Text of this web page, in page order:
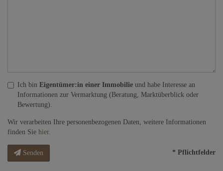
Ich bin Eigentümer:in einer Immobilie und habe Interesse an
Informationen zur Vermarktung (Beratung, Marktüberblick oder
Bewertung).
Wir verarbeiten Ihre personenbezogenen Daten, weitere Informationen
finden Sie hier.
Senden * Pflichtfelder